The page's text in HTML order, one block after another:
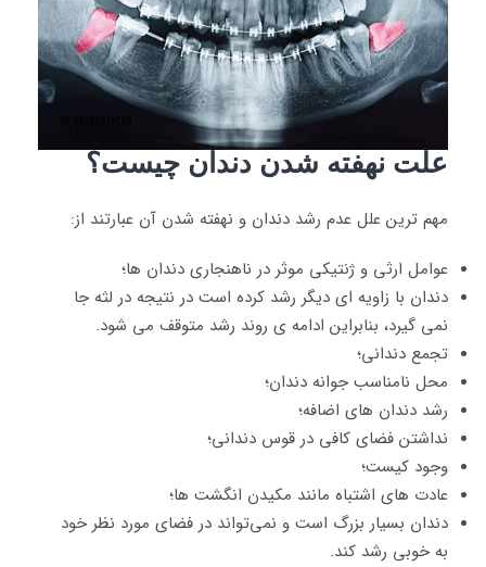
علت نهفته شدن دندان چیست؟
مهم ترین علل عدم رشد دندان و نهفته شدن آن عبارتند از:
عوامل ارثی و ژنتیکی موثر در ناهنجاری دندان ها؛
دندان با زاویه ‌ای دیگر رشد کرده است در نتیجه در لثه جا
نمی‌ گیرد، بنابراین ادامه ی روند رشد متوقف می ‌شود.
تجمع دندانی؛
محل نامناسب جوانه دندان؛
رشد دندان های اضافه؛
نداشتن فضای کافی در قوس دندانی؛
وجود کیست؛
عادت های اشتباه مانند مکیدن انگشت ها؛
دندان بسیار بزرگ است و نمی‌تواند در فضای مورد نظر خود
به خوبی رشد کند.